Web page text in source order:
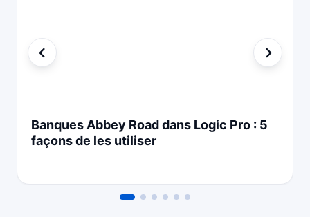
Banques Abbey Road dans Logic Pro : 5
façons de les utiliser